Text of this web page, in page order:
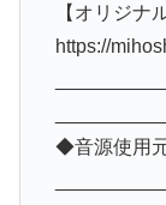
【オリジナ
https://
◆音源使用